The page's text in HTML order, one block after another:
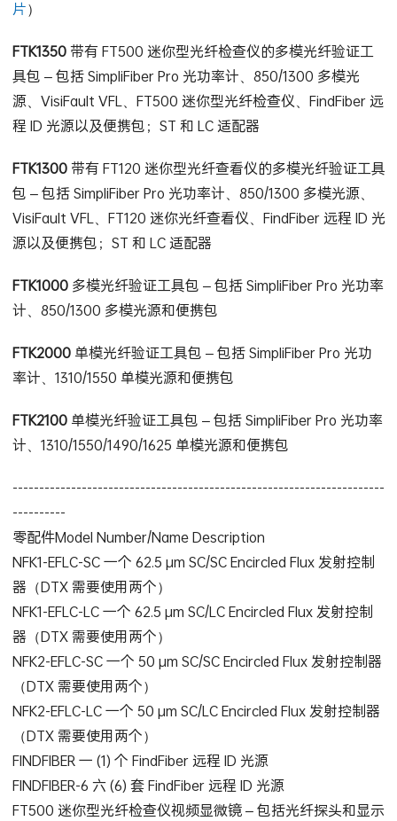
片）
FTK1350带有 FT500 迷你型光纤检查仪的多模光纤验证工
具包 – 包括 SimpliFiber Pro 光功率计、850/1300 多模光
源、VisiFault VFL、FT500 迷你型光纤检查仪、FindFiber 远
程 ID 光源以及便携包；ST 和 LC 适配器
FTK1300带有 FT120 迷你型光纤查看仪的多模光纤验证工具
包 – 包括 SimpliFiber Pro 光功率计、850/1300 多模光源、
VisiFault VFL、FT120 迷你光纤查看仪、FindFiber 远程 ID 光
源以及便携包；ST 和 LC 适配器
FTK1000多模光纤验证工具包 – 包括 SimpliFiber Pro 光功率
计、850/1300 多模光源和便携包
FTK2000单模光纤验证工具包 – 包括 SimpliFiber Pro 光功
率计、1310/1550 单模光源和便携包
FTK2100单模光纤验证工具包 – 包括 SimpliFiber Pro 光功率
计、1310/1550/1490/1625 单模光源和便携包
----------------------------------------------------------------------
----------
零配件Model Number/Name Description
NFK1-EFLC-SC 一个 62.5 µm SC/SC Encircled Flux 发射控制
器（DTX 需要使用两个）
NFK1-EFLC-LC 一个 62.5 µm SC/LC Encircled Flux 发射控制
器（DTX 需要使用两个）
NFK2-EFLC-SC 一个 50 µm SC/SC Encircled Flux 发射控制器
（DTX 需要使用两个）
NFK2-EFLC-LC 一个 50 µm SC/LC Encircled Flux 发射控制器
（DTX 需要使用两个）
FINDFIBER 一 (1) 个 FindFiber 远程 ID 光源
FINDFIBER-6 六 (6) 套 FindFiber 远程 ID 光源
FT500 迷你型光纤检查仪视频显微镜 – 包括光纤探头和显示